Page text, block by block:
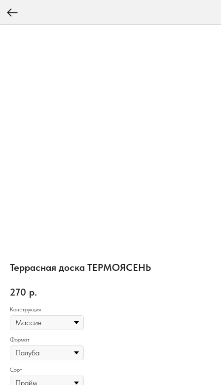
Террасная доска ТЕРМОЯСЕНЬ
270 р.
Конструкция
Формат
Сорт